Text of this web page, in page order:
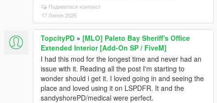
Подивитися контекст
17 Липня 2025
TopcityPD » [MLO] Paleto Bay Sheriff's Office
Extended Interior [Add-On SP / FiveM]
I had this mod for the longest time and never had an
issue with it. Reading all the post I'm starting to
wonder should i get it. I loved going in and seeing the
place and loved using it on LSPDFR. It and the
sandyshorePD/medical were perfect.